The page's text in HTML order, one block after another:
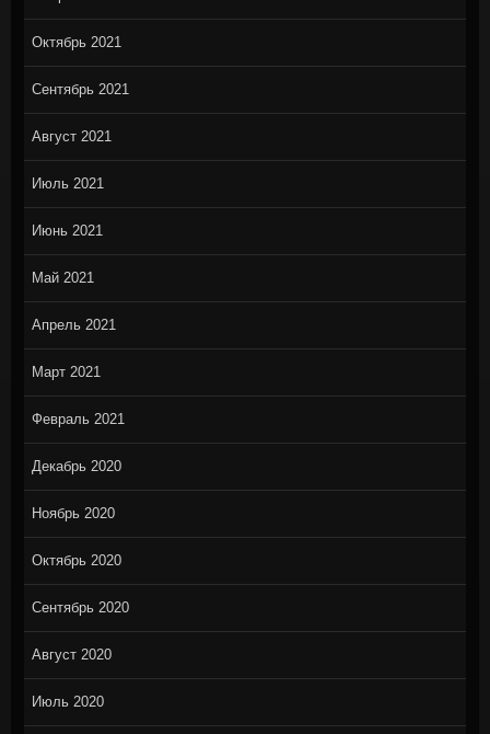
Октябрь 2021
Сентябрь 2021
Август 2021
Июль 2021
Июнь 2021
Май 2021
Апрель 2021
Март 2021
Февраль 2021
Декабрь 2020
Ноябрь 2020
Октябрь 2020
Сентябрь 2020
Август 2020
Июль 2020